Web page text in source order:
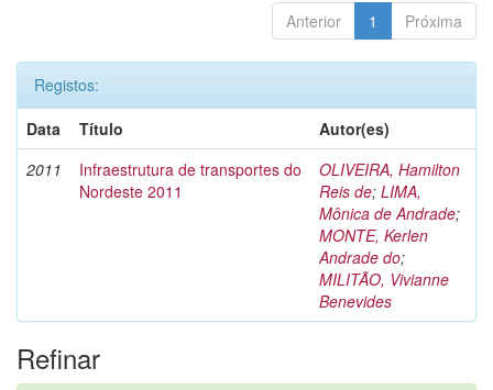
Anterior 1 Próxima
Registos:
Data
Título
Autor(es)
2011
Infraestrutura de transportes do
Nordeste 2011
OLIVEIRA, Hamilton
Reis de; LIMA,
Mônica de Andrade;
MONTE, Kerlen
Andrade do;
MILITÃO, Vivianne
Benevides
Refinar